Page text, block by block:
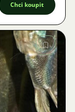
Chci koupit